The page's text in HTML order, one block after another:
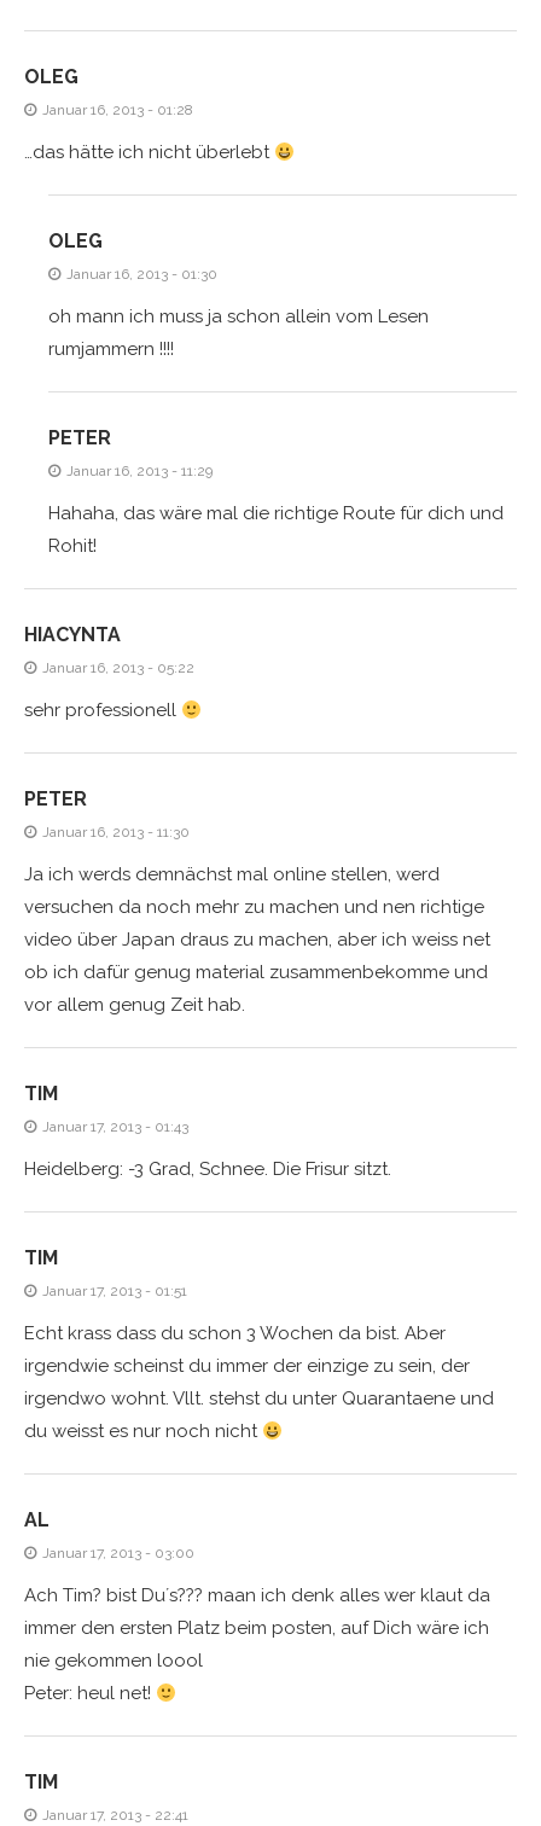
OLEG
Januar 16, 2013 - 01:28
…das hätte ich nicht überlebt
OLEG
Januar 16, 2013 - 01:30
oh mann ich muss ja schon allein vom Lesen
rumjammern !!!!
PETER
Januar 16, 2013 - 11:29
Hahaha, das wäre mal die richtige Route für dich und
Rohit!
HIACYNTA
Januar 16, 2013 - 05:22
sehr professionell
PETER
Januar 16, 2013 - 11:30
Ja ich werds demnächst mal online stellen, werd
versuchen da noch mehr zu machen und nen richtige
video über Japan draus zu machen, aber ich weiss net
ob ich dafür genug material zusammenbekomme und
vor allem genug Zeit hab.
TIM
Januar 17, 2013 - 01:43
Heidelberg: -3 Grad, Schnee. Die Frisur sitzt.
TIM
Januar 17, 2013 - 01:51
Echt krass dass du schon 3 Wochen da bist. Aber
irgendwie scheinst du immer der einzige zu sein, der
irgendwo wohnt. Vllt. stehst du unter Quarantaene und
du weisst es nur noch nicht
AL
Januar 17, 2013 - 03:00
Ach Tim? bist Du´s??? maan ich denk alles wer klaut da
immer den ersten Platz beim posten, auf Dich wäre ich
nie gekommen loool
Peter: heul net!
TIM
Januar 17, 2013 - 22:41